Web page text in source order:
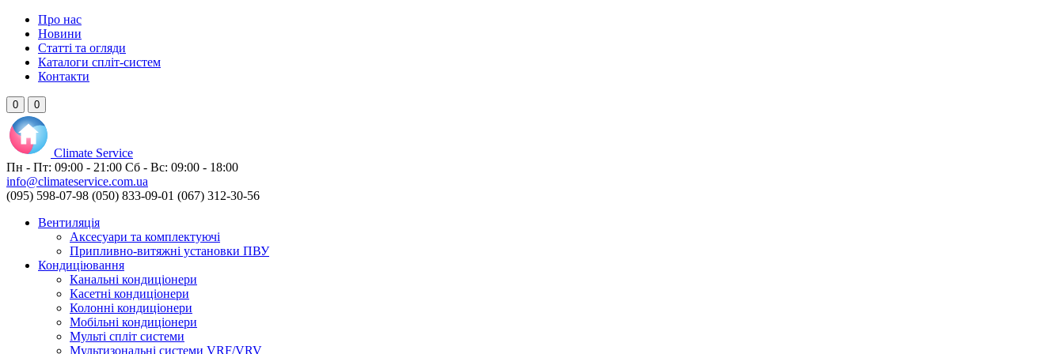
Про нас
Новини
Статті та огляди
Каталоги спліт-систем
Контакти
0 0
Climate Service
Пн - Пт: 09:00 - 21:00 Сб - Вс: 09:00 - 18:00
info@climateservice.com.ua
(095) 598-07-98 (050) 833-09-01 (067) 312-30-56
Вентиляція
Аксесуари та комплектуючі
Припливно-витяжні установки ПВУ
Кондиціювання
Канальні кондиціонери
Касетні кондиціонери
Колонні кондиціонери
Мобільні кондиціонери
Мульті спліт системи
Мультизональні системи VRF/VRV